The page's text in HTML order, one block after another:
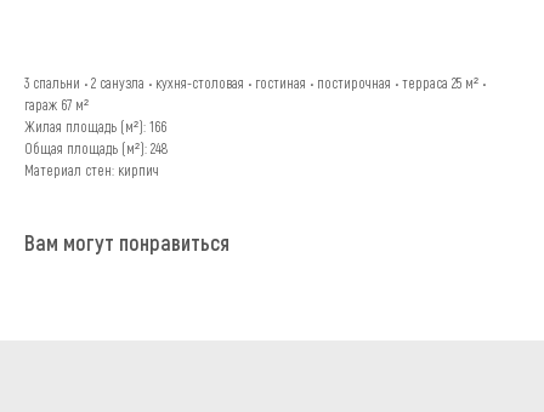
3 спальни • 2 санузла • кухня-столовая • гостиная • постирочная • терраса 25 м² •
гараж 67 м²
Жилая площадь (м²): 166
Общая площадь (м²): 248
Материал стен: кирпич
Вам могут понравиться